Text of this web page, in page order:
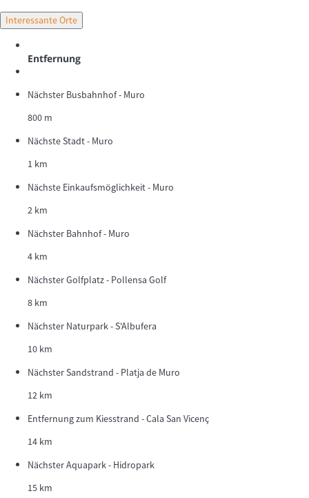
Interessante Orte
Entfernung
Nächster Busbahnhof - Muro
800 m
Nächste Stadt - Muro
1 km
Nächste Einkaufsmöglichkeit - Muro
2 km
Nächster Bahnhof - Muro
4 km
Nächster Golfplatz - Pollensa Golf
8 km
Nächster Naturpark - S'Albufera
10 km
Nächster Sandstrand - Platja de Muro
12 km
Entfernung zum Kiesstrand - Cala San Vicenç
14 km
Nächster Aquapark - Hidropark
15 km